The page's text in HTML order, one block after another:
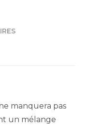
manquera pas
un mélange